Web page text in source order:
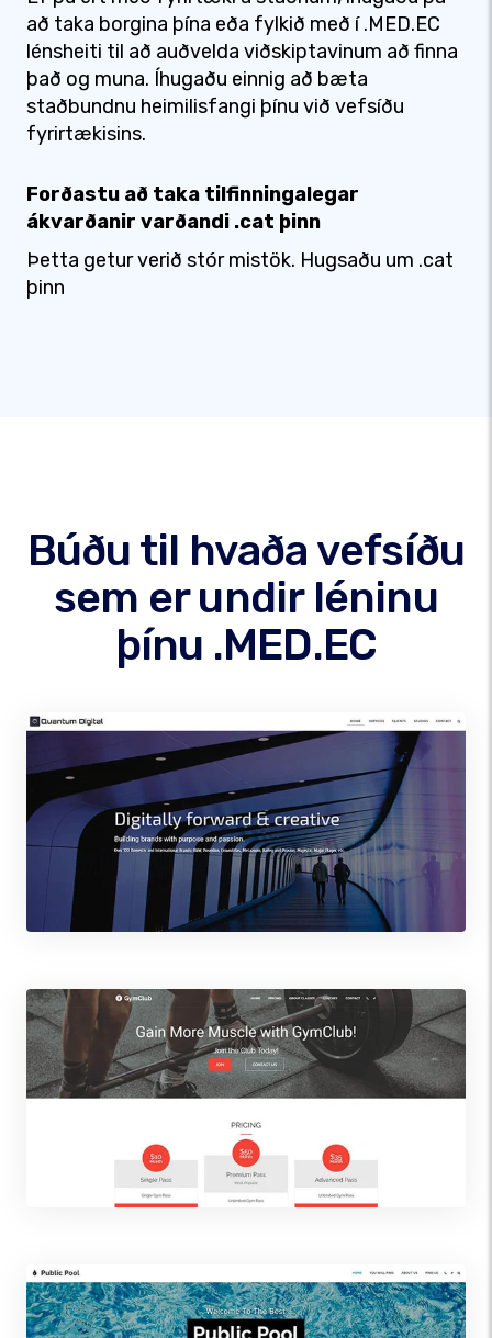
að taka borgina þína eða fylkið með í .MED.EC
lénsheiti til að auðvelda viðskiptavinum að finna
það og muna. Íhugaðu einnig að bæta
staðbundnu heimilisfangi þínu við vefsíðu
fyrirtækisins.
Forðastu að taka tilfinningalegar
ákvarðanir varðandi .cat þinn
Þetta getur verið stór mistök. Hugsaðu um .cat
þinn
Búðu til hvaða vefsíðu
sem er undir léninu
þínu .MED.EC